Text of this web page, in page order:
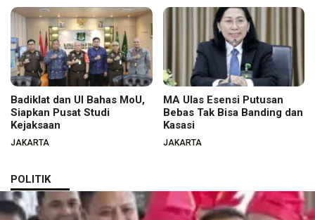
Badiklat dan UI Bahas MoU,
Siapkan Pusat Studi
Kejaksaan
JAKARTA
MA Ulas Esensi Putusan
Bebas Tak Bisa Banding dan
Kasasi
JAKARTA
POLITIK